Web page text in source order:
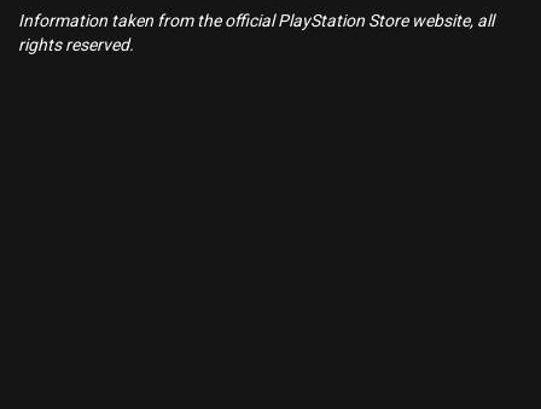
Information taken from the official PlayStation Store website, all
rights reserved.